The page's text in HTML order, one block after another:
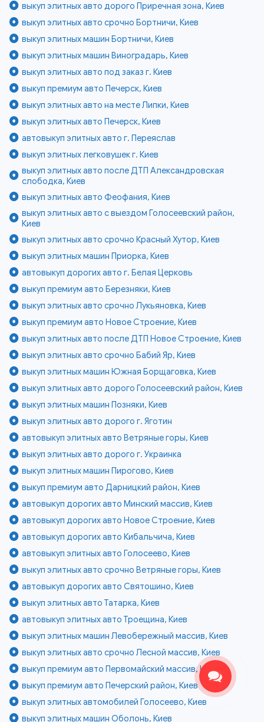
выкуп элитных авто дорого Приречная зона, Киев
выкуп элитных авто срочно Бортничи, Киев
выкуп элитных машин Бортничи, Киев
выкуп элитных машин Виноградарь, Киев
выкуп элитных авто под заказ г. Киев
выкуп премиум авто Печерск, Киев
выкуп элитных авто на месте Липки, Киев
выкуп элитных авто Печерск, Киев
автовыкуп элитных авто г. Переяслав
выкуп элитных легковушек г. Киев
выкуп элитных авто после ДТП Александровская
слободка, Киев
выкуп элитных авто Феофания, Киев
выкуп элитных авто с выездом Голосеевский район,
Киев
выкуп элитных авто срочно Красный Хутор, Киев
выкуп элитных машин Приорка, Киев
автовыкуп дорогих авто г. Белая Церковь
выкуп премиум авто Березняки, Киев
выкуп элитных авто срочно Лукьяновка, Киев
выкуп премиум авто Новое Строение, Киев
выкуп элитных авто после ДТП Новое Строение, Киев
выкуп элитных авто срочно Бабий Яр, Киев
выкуп элитных машин Южная Борщаговка, Киев
выкуп элитных авто дорого Голосеевский район, Киев
выкуп элитных машин Позняки, Киев
выкуп элитных авто дорого г. Яготин
автовыкуп элитных авто Ветряные горы, Киев
выкуп элитных авто дорого г. Украинка
выкуп элитных машин Пирогово, Киев
выкуп премиум авто Дарницкий район, Киев
автовыкуп дорогих авто Минский массив, Киев
автовыкуп дорогих авто Новое Строение, Киев
автовыкуп дорогих авто Кибальчича, Киев
автовыкуп элитных авто Голосеево, Киев
выкуп элитных авто срочно Ветряные горы, Киев
автовыкуп дорогих авто Святошино, Киев
выкуп элитных авто Татарка, Киев
автовыкуп элитных авто Троещина, Киев
выкуп элитных машин Левобережный массив, Киев
выкуп элитных авто срочно Лесной массив, Киев
выкуп премиум авто Первомайский массив, Киев
выкуп премиум авто Печерский район, Киев
выкуп элитных автомобилей Голосеево, Киев
выкуп элитных машин Оболонь, Киев